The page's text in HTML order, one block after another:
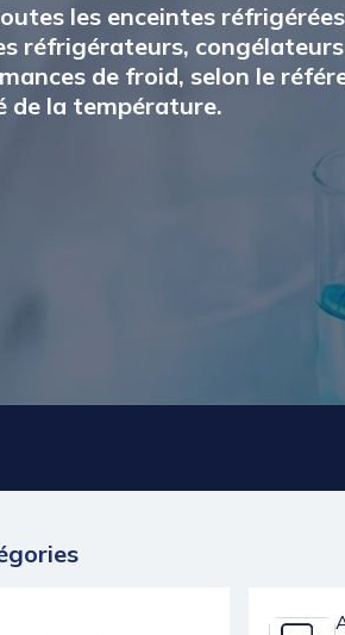
les enceintes
réfrigérateurs,
de froid, selon le
de la température.